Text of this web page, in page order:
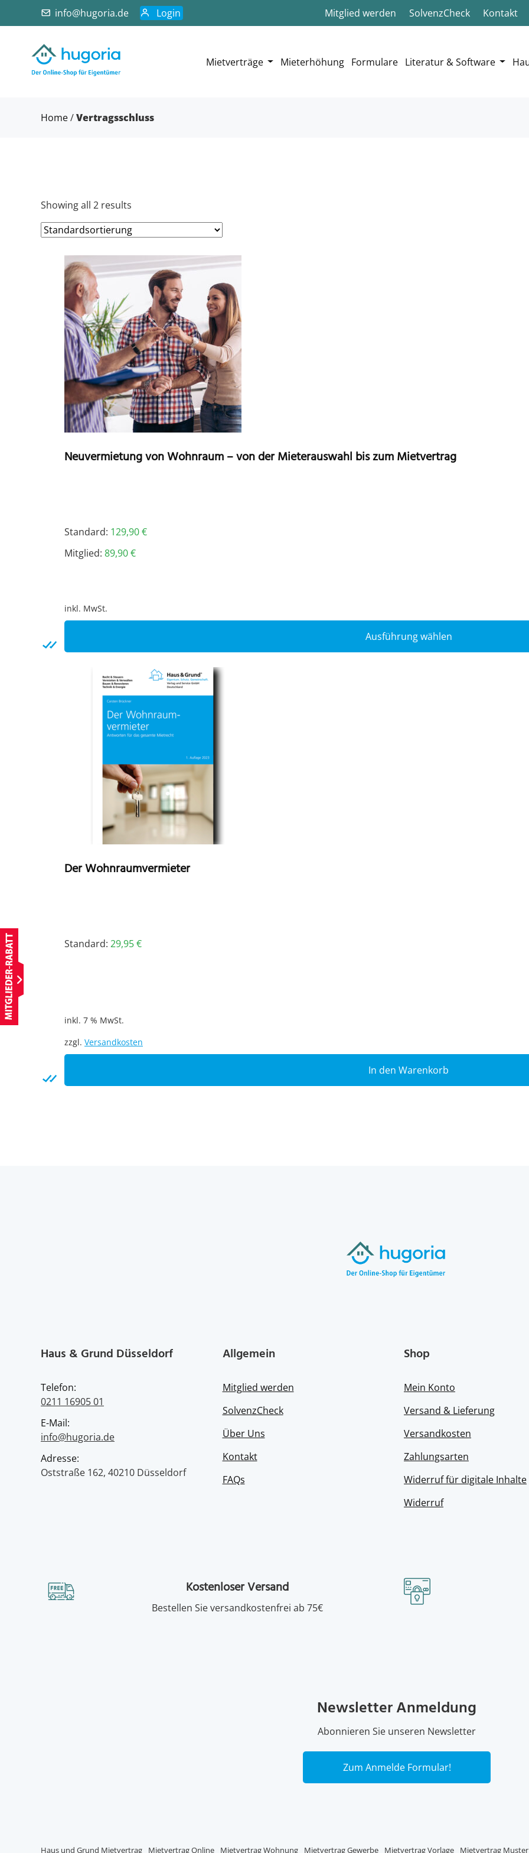
info@hugoria.de Login Mitglied werden SolvenzCheck Kontakt
Mietverträge Mieterhöhung Formulare Literatur & Software
Home/Vertragsschluss
Showing all 2 results
Neuvermietung von Wohnraum – von der Mieterauswahl bis zum Mietvertrag
Standard: 129,90€
Mitglied: 89,90€
inkl. MwSt.
Ausführung wählen
Der Wohnraumvermieter
Standard: 29,95€
inkl. 7 % MwSt.
zzgl. Versandkosten
In den Warenkorb
Haus & Grund Düsseldorf
Telefon:
0211 16905 01
E-Mail:
info@hugoria.de
Adresse:
Oststraße 162, 40210 Düsseldorf
Allgemein
Mitglied werden
SolvenzCheck
Über Uns
Kontakt
FAQs
Shop
Mein Konto
Versand & Lieferung
Versandkosten
Zahlungsarten
Widerruf für digitale Inhalte
Widerruf
Kostenloser Versand
Bestellen Sie versandkostenfrei ab 75€
Newsletter Anmeldung
Abonnieren Sie unseren Newsletter
Zum Anmelde Formular!
Haus und Grund Mietvertrag Mietvertrag Online Mietvertrag Wohnung Mietvertrag Gewerbe Mietvertrag Vorlage Mietvertrag Muster